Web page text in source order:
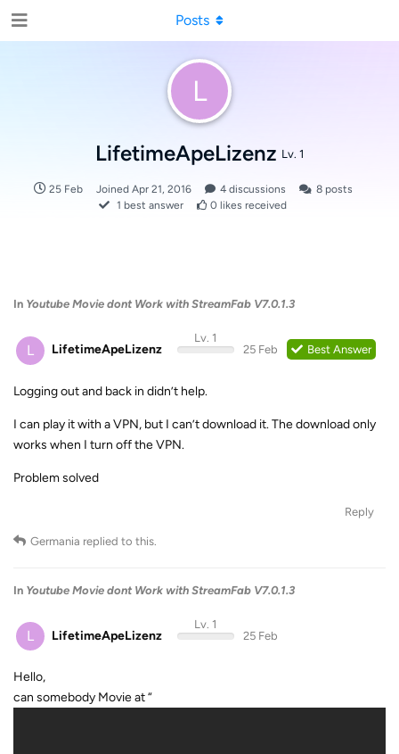
L
LifetimeApeLizenz Lv. 1
25 Feb Joined Apr 21, 2016 4discussions 8posts
1 best answer 0 likes received
Posts
In Youtube Movie dont Work with StreamFab V7.0.1.3
L LifetimeApeLizenz
Lv. 1
25 Feb
Best Answer
Logging out and back in didn’t help.
I can play it with a VPN, but I can’t download it. The download only
works when I turn off the VPN.
Problem solved
Reply
Germania replied to this.
In Youtube Movie dont Work with StreamFab V7.0.1.3
L LifetimeApeLizenz
Lv. 1
25 Feb
Hello,
can somebody Movie at “